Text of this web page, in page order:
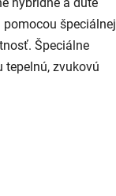
špeciálnej
Špeciálne
zvukovú